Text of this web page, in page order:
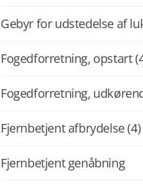
Gebyr for udstedelse af
Fogedforretning, opstart
Fogedforretning,
Fjernbetjent afbrydelse (4)
Fjernbetjent genåbning